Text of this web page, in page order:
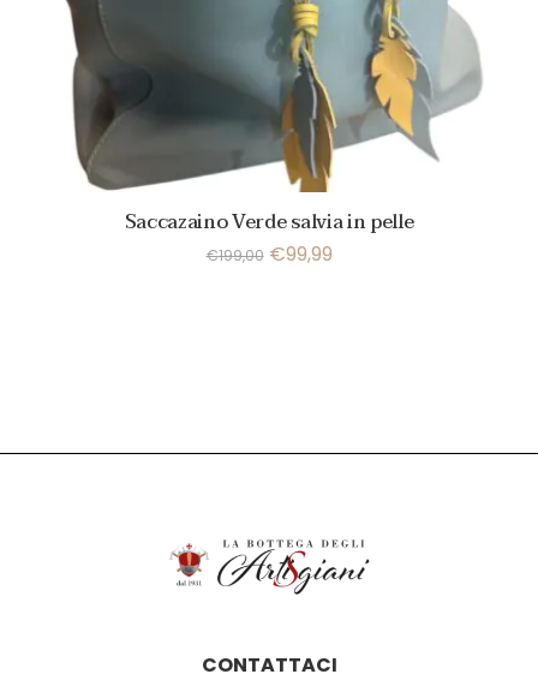
Saccazaino Verde salvia in pelle
€199,00 €99,99
CONTATTACI